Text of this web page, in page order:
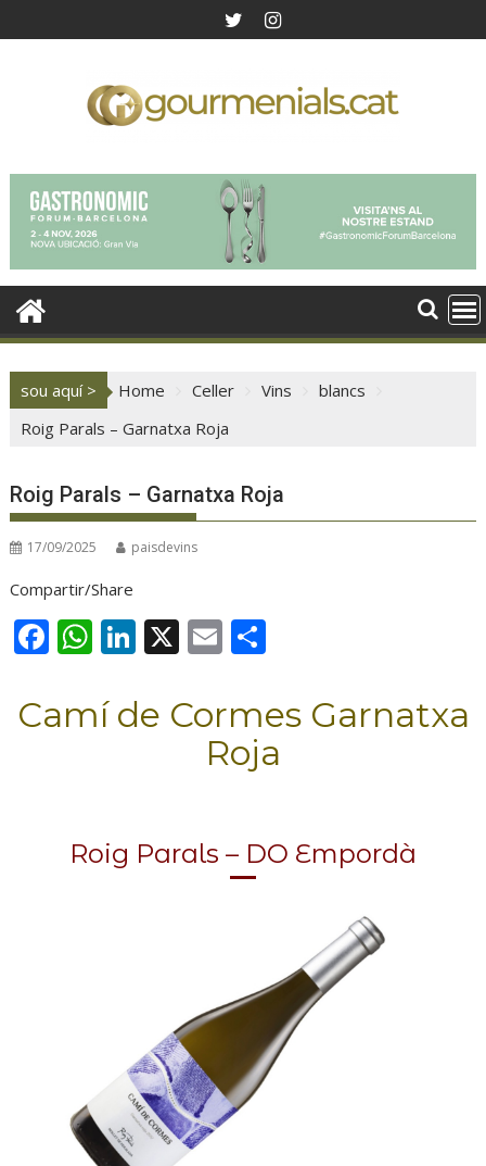
to
sou aquí > Home Celler Vins
blancs
Roig Parals – Garnatxa Roja
Roig Parals – Garnatxa Roja
17/09/2025 paisdevins
Compartir/Share
F
e
b
W
at
s
p
Li
k
e
X E
ai
l
m
p
ar
ix
Camí de Cormes Garnatxa
Roja
Roig Parals – DO Empordà